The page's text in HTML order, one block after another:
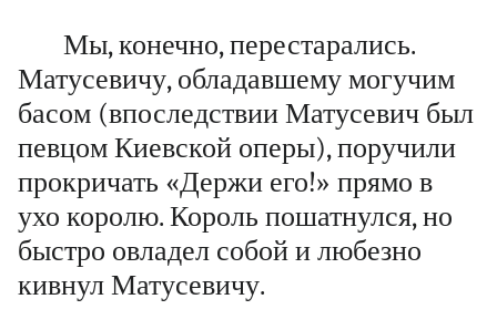
Мы, конечно, перестарались.
Матусевичу, обладавшему могучим
басом (впоследствии Матусевич был
певцом Киевской оперы), поручили
прокричать «Держи его!» прямо в
ухо королю. Король пошатнулся, но
быстро овладел собой и любезно
кивнул Матусевичу.